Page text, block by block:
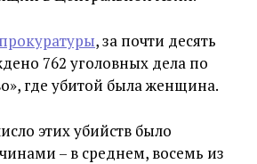
, за почти десять
762 уголовных дела по
где убитой была женщина.
этих убийств было
– в среднем, восемь из